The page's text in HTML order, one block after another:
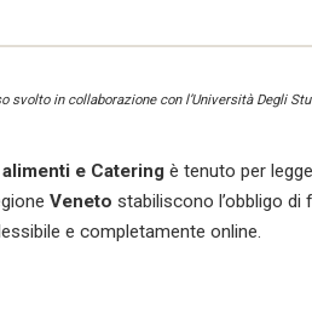
in collaborazione con l’Università Degli
e Catering è tenuto per
Veneto stabiliscono l’obbligo
e completamente online.